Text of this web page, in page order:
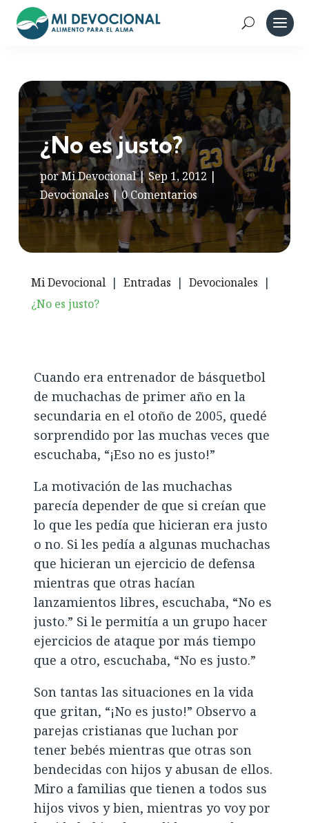
¿No es justo?
porMi Devocional|Sep 1, 2012 |
Devocionales|0 Comentarios
Mi Devocional | Entradas | Devocionales |
¿No es justo?
Cuando era entrenador de básquetbol
de muchachas de primer año en la
secundaria en el otoño de 2005, quedé
sorprendido por las muchas veces que
escuchaba, “¡Eso no es justo!”
La motivación de las muchachas
parecía depender de que si creían que
lo que les pedía que hicieran era justo
o no. Si les pedía a algunas muchachas
que hicieran un ejercicio de defensa
mientras que otras hacían
lanzamientos libres, escuchaba, “No es
justo.” Si le permitía a un grupo hacer
ejercicios de ataque por más tiempo
que a otro, escuchaba, “No es justo.”
Son tantas las situaciones en la vida
que gritan, “¡No es justo!” Observo a
parejas cristianas que luchan por
tener bebés mientras que otras son
bendecidas con hijos y abusan de ellos.
Miro a familias que tienen a todos sus
hijos vivos y bien, mientras yo voy por